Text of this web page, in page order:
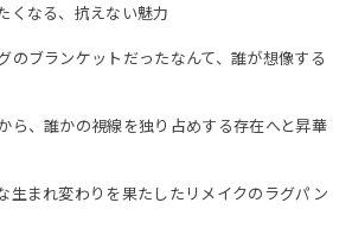
くなる、抗えない魅力
のブランケットだったなんて、誰が想像する
ら、誰かの視線を独り占めする存在へと昇華
生まれ変わりを果たしたリメイクのラグパン